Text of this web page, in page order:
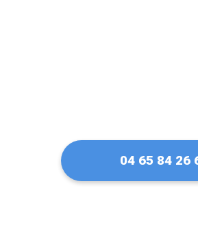
04 65 84 26